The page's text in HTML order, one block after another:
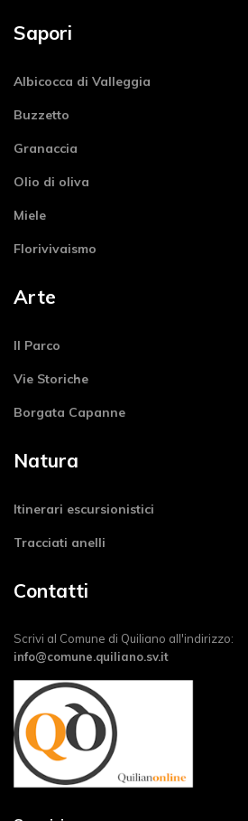
Sapori
Albicocca di Valleggia
Buzzetto
Granaccia
Olio di oliva
Miele
Florivivaismo
Arte
Il Parco
Vie Storiche
Borgata Capanne
Natura
Itinerari escursionistici
Tracciati anelli
Contatti
Scrivi al Comune di Quiliano all'indirizzo:
info@comune.quiliano.sv.it